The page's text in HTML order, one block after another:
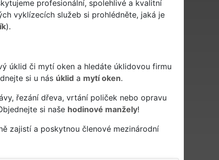
profesionální, spolehlivé a kvalitní
vyklízecích služeb si prohlédněte, jaká je
).
úklid či mytí oken a hledáte úklidovou firmu
si u nás úklid a mytí oken.
řezání dřeva, vrtání poliček nebo opravu
si naše hodinové manžely!
zajistí a poskytnou členové mezinárodní